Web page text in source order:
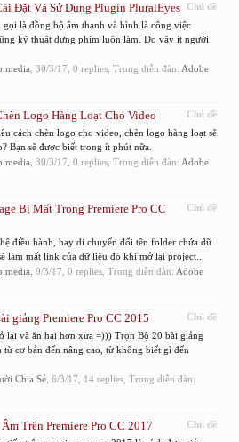
Chủ đề
Đặt Và Sử Dụng Plugin PluralEyes
là đồng bộ âm thanh và hình là công việc
kỹ thuật dựng phim luôn làm. Do vậy ít người
30/3/17 , 0 replies, Trong diễn đàn: Adobe
Chủ đề
Logo Hàng Loạt Cho Video
cách chèn logo cho video, chèn logo hàng loạt sẽ
Bạn sẽ được biết trong ít phút nữa.
30/3/17 , 0 replies, Trong diễn đàn: Adobe
Chủ đề
Bị Mất Trong Premiere Pro CC
điều hành, hay di chuyển đổi tên folder chứa dữ
làm mất link của dữ liệu đó khi mở lại project...
9/3/17 , 0 replies, Trong diễn đàn: Adobe
Chủ đề
giảng Premiere Pro CC 2015
lại và ăn hại hơn xưa =))) Trọn Bộ 20 bài giảng
từ cơ bản đến nâng cao, từ không biết gì đến
Chia Sẻ 6/3/17 , 14 replies, Trong diễn đàn:
Chủ đề
Trên Premiere Pro CC 2017